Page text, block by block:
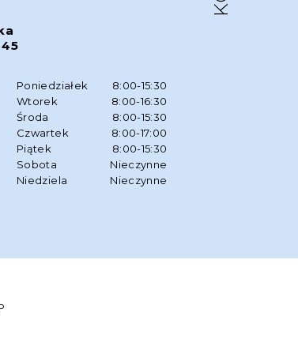
Poniedziałek
8:00-15:30
Wtorek
8:00-16:30
Środa
8:00-15:30
Czwartek
8:00-17:00
Piątek
8:00-15:30
Sobota
Nieczynne
Niedziela
Nieczynne